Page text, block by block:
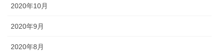
2020年10月
2020年9月
2020年8月